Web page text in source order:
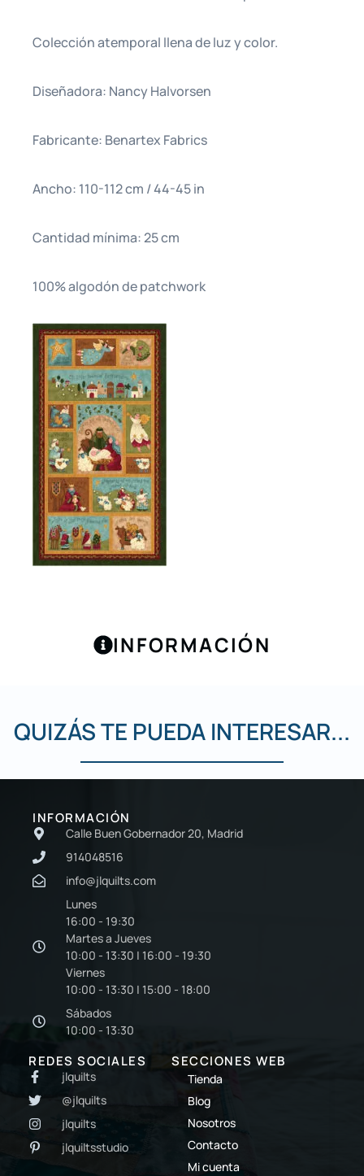
INFORMACIÓN
Colección atemporal llena de luz y color.
Diseñadora: Nancy Halvorsen
Fabricante: Benartex Fabrics
Ancho: 110-112 cm / 44-45 in
Cantidad mínima: 25 cm
100% algodón de patchwork
QUIZÁS TE PUEDA INTERESAR...
INFORMACIÓN
Calle Buen Gobernador 20, Madrid
914048516
info@jlquilts.com
Lunes
16:00 - 19:30
Martes a Jueves
10:00 - 13:30 | 16:00 - 19:30
Viernes
10:00 - 13:30 | 15:00 - 18:00
Sábados
10:00 - 13:30
REDES SOCIALES
jlquilts
@jlquilts
jlquilts
jlquiltsstudio
SECCIONES WEB
Tienda
Blog
Nosotros
Contacto
Mi cuenta